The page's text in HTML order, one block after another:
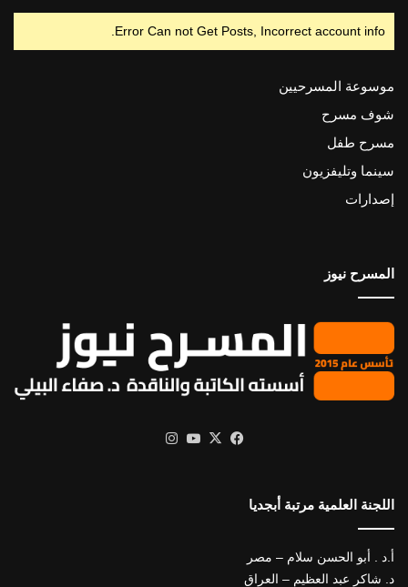
Error Can not Get Posts, Incorrect account info.
موسوعة المسرحيين
شوف مسرح
مسرح طفل
سينما وتليفزيون
إصدارات
المسرح نيوز
فيسبوك
X يوتيوب
اللجنة العلمية مرتبة أبجديا
أ.د . أبو الحسن سلام – مصر
د. شاكر عبد العظيم – العراق